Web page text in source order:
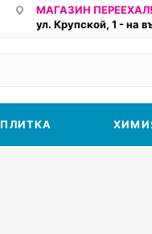
МАГАЗИН
ул. Крупской, 1 - на
ПЛИТКА